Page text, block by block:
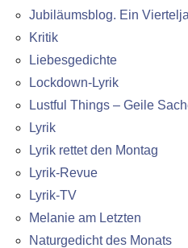
Jubiläumsblog. Ein
Kritik
Liebesgedichte
Lockdown-Lyrik
Lustful Things – Geile
Lyrik
Lyrik rettet den Montag
Lyrik-Revue
Lyrik-TV
Melanie am Letzten
Naturgedicht des Monats